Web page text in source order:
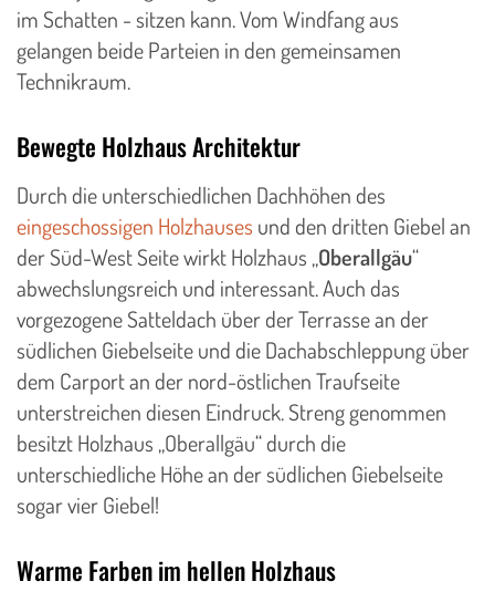
im Schatten - sitzen kann. Vom Windfang aus
gelangen beide Parteien in den gemeinsamen
Technikraum.
Bewegte Holzhaus Architektur
​Durch die unterschiedlichen Dachhöhen des
eingeschossigen Holzhauses und den dritten Giebel an
der Süd-West Seite wirkt Holzhaus „Oberallgäu“
abwechslungsreich und interessant. Auch das
vorgezogene Satteldach über der Terrasse an der
südlichen Giebelseite und die Dachabschleppung über
dem Carport an der nord-östlichen Traufseite
unterstreichen diesen Eindruck. Streng genommen
besitzt Holzhaus „Oberallgäu“ durch die
unterschiedliche Höhe an der südlichen Giebelseite
sogar vier Giebel!
Warme Farben im hellen Holzhaus